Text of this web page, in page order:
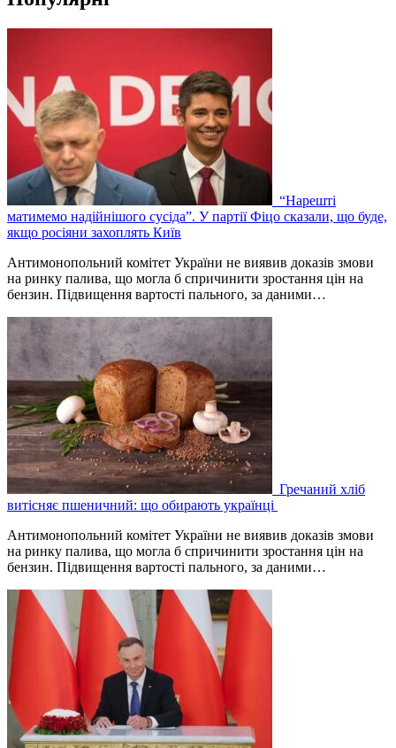
“Нарешті
матимемо надійнішого сусіда”. У партії Фіцо сказали, що буде,
якщо росіяни захоплять Київ
Антимонопольний комітет України не виявив доказів змови
на ринку палива, що могла б спричинити зростання цін на
бензин. Підвищення вартості пального, за даними…
Гречаний хліб
витісняє пшеничний: що обирають українці
Антимонопольний комітет України не виявив доказів змови
на ринку палива, що могла б спричинити зростання цін на
бензин. Підвищення вартості пального, за даними…